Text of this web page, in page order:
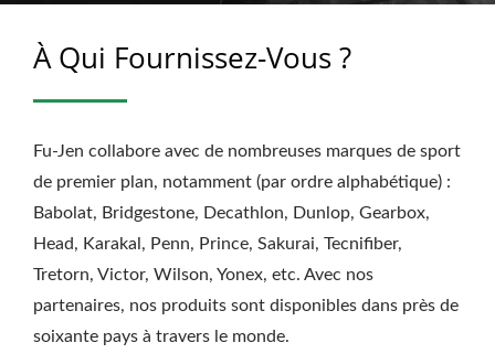
DE SPORT | FU-JEN
À Qui Fournissez-Vous ?
Fu-Jen collabore avec de nombreuses marques de sport
de premier plan, notamment (par ordre alphabétique) :
Babolat, Bridgestone, Decathlon, Dunlop, Gearbox,
Head, Karakal, Penn, Prince, Sakurai, Tecnifiber,
Tretorn, Victor, Wilson, Yonex, etc. Avec nos
partenaires, nos produits sont disponibles dans près de
soixante pays à travers le monde.